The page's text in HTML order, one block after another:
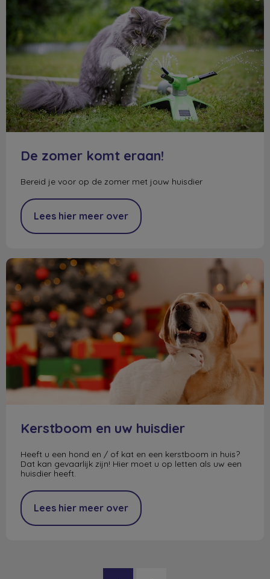
De zomer komt eraan!
Bereid je voor op de zomer met jouw huisdier
Lees hier meer over
Kerstboom en uw huisdier
Kerstboom en uw huisdier
Heeft u een hond en / of kat en een kerstboom in huis?
Dat kan gevaarlijk zijn! Hier moet u op letten als uw een
huisdier heeft.
Lees hier meer over